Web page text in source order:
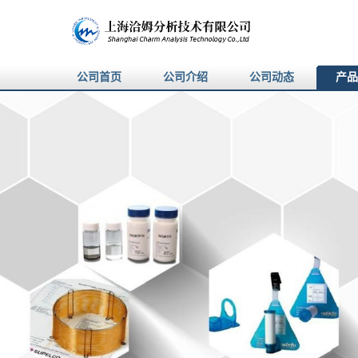
公司首页 公司介绍 公司动态 产